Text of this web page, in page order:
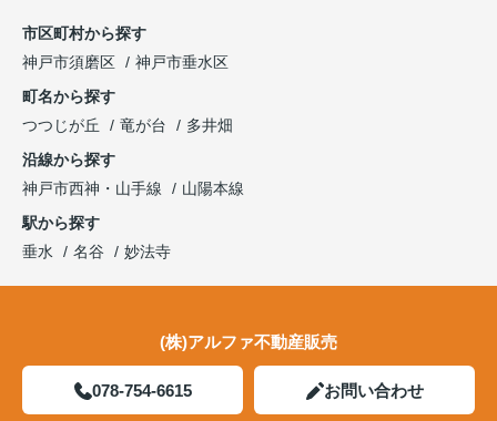
市区町村から探す
神戸市須磨区
神戸市垂水区
町名から探す
つつじが丘
竜が台
多井畑
沿線から探す
神戸市西神・山手線
山陽本線
駅から探す
垂水
名谷 妙法寺
(株)アルファ不動産販売
078-754-6615 お問い合わせ